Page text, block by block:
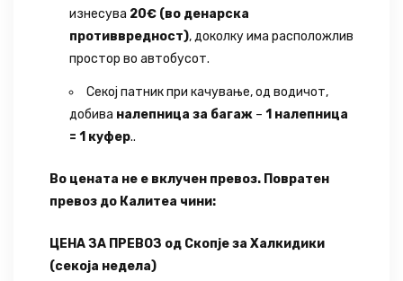
изнесува 20€ (во денарска
противвредност), доколку има расположлив
простор во автобусот.
Секој патник при качување, од водичот,
добива налепница за багаж – 1 налепница
= 1 куфер..
Во цената не е вклучен превоз. Повратен
превоз до Калитеа чини:
ЦЕНА ЗА ПРЕВОЗ од Скопје за Халкидики
(секоја недела)